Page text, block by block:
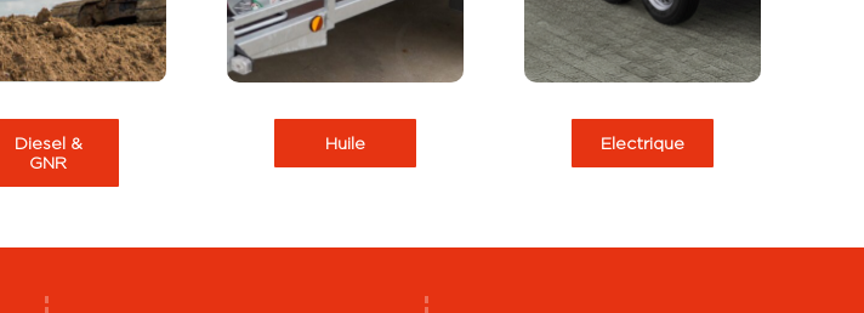
forestiers.
Diesel &
GNR
etc…
Huile
chantiers isolés,
etc…
Electrique